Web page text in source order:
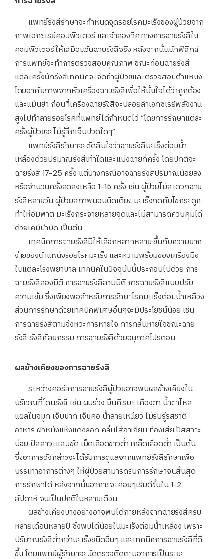
แพทย์รังสีรักษาจะกำหนดจุดรอยโรคมะเร็งของผู้ป่วยจาก
ภาพเอกซเรย์คอมพิวเตอร์ และจำลองทิศทางการฉายรังสีใน
คอมพิวเตอร์ให้เสมือนวันฉายรังสีจริง หลังจากนั้นนักฟิสิกส์
การแพทย์จะทำการตรวจสอบคุณภาพ ขณะก่อนฉายรังสี
แต่ละครั้งนักรังสีเทคนิคจะจัดท่าผู้ป่วยและตรวจสอบตำแหน่ง
โดยอาศัยภาพจากหัวเครื่องฉายรังสีเพื่อให้มั่นใจได้ว่าถูกต้อง
และแม่นยำ ก่อนที่เครื่องฉายรังสีจะปล่อยลำเอกซเรย์พลังงาน
สูงไปทำลายรอยโรคที่แพทย์ได้กำหนดไว้ “โดยการรักษาแต่ละ
ครั้งผู้ป่วยจะไม่รู้สึกเจ็บปวดใดๆ”
แพทย์รังสีรักษาจะตัดสินใจว่าฉายรังสีมะเร็งต่อมน้ำ
เหลืองด้วยปริมาณรังสีเท่าใดและแบ่งฉายกี่ครั้ง โดยปกติจะ
ฉายรังสี 17-25 ครั้ง แต่บางกรณีอาจฉายรังสีปริมาณน้อยลง
หรือจำนวนครั้งลดลงเหลือ 1-15 ครั้ง เช่น ผู้ป่วยไม่สะดวกฉาย
รังสีหลายวัน ผู้ป่วยสภาพนอนติดเตียง มะเร็งกดทับไขกระดูก
ทำให้อัมพาต มะเร็งกระจายหลายจุดและไม่สามารถควบคุมได้
ด้วยเคมีบำบัด เป็นต้น
เทคนิคการฉายรังสีมีให้เลือกหลากหลาย ขึ้นกับความยาก
ง่ายของตำแหน่งรอยโรคมะเร็ง และความพร้อมของเครื่องมือ
ในแต่ละโรงพยาบาล เทคนิคในปัจจุบันนี้ประกอบไปด้วย การ
ฉายรังสีสองมิติ การฉายรังสีสามมิติ การฉายรังสีแบบปรับ
ความเข้ม ซึ่งเพียงพอสำหรับการรักษาโรคมะเร็งต่อมน้ำเหลือง
ส่วนการรักษาด้วยเทคนิคพิเศษอื่นๆจะมีประโยชน์น้อย เช่น
การฉายรังสีตามจังหวะการหายใจ การกลั้นหายใจขณะฉาย
รังสี รังสีศัลยกรรม การฉายรังสีด้วยอนุภาคโปรตอน
ผลข้างเคียงของการฉายรังสี
ระหว่างคอร์สการฉายรังสีผู้ป่วยอาจพบผลข้างเคียงใน
บริเวณที่โดนรังสี เช่น ผมร่วง มึนศีรษะ เคืองตา น้ำตาไหล
แผลในจมูก เจ็บปาก เจ็บคอ น้ำลายเหนียว ไม่รับรู้รสชาติ
อาหาร ผิวหนังแห้งแดงลอก คลื่นไส้อาเจียน ท้องเสีย ปัสสาวะ
บ่อย ปัสสาวะแสบขัด เม็ดเลือดขาวต่ำ เกล็ดเลือดต่ำ เป็นต้น
ซึ่งอาการดังกล่าวจะได้รับการดูแลจากแพทย์รังสีรักษาเพื่อ
บรรเทาอาการต่างๆ ให้ผู้ป่วยสามารถรับการรักษาจนสิ้นสุด
การรักษาได้ หลังจากนั้นอาการจะค่อยๆเริ่มดีขึ้นใน 1-2
สัปดาห์ จนเป็นปกติในหลายเดือน
ผลข้างเคียงบางอย่างอาจพบได้ภายหลังจากฉายรังสีครบ
หลายเดือนหลายปี ซึ่งพบได้น้อยในมะเร็งต่อมน้ำเหลือง เพราะ
ปริมาณรังสีต่ำกว่ามะเร็งชนิดอื่นๆ และเทคนิคการฉายรังสีที่ดี
ขึ้น โดยแพทย์ผู้รักษาจะนัดตรวจติดตามอาการเป็นระยะ